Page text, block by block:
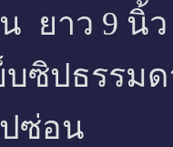
ยาว 9 นิ้
บซิปธรรม
ซ่อน